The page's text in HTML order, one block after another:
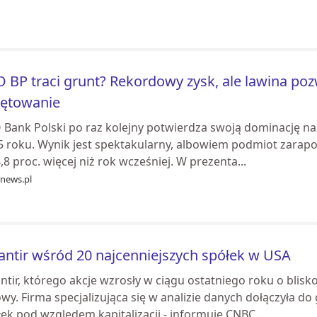
BP traci grunt? Rekordowy zysk, ale lawina
Bank Polski po raz kolejny potwierdza swoją dominację
roku. Wynik jest spektakularny, albowiem podmiot
proc. więcej niż rok wcześniej. W prezenta...
wśród 20 najcenniejszych spółek w USA
którego akcje wzrosły w ciągu ostatniego roku o
Firma specjalizująca się w analizie danych dołączyła